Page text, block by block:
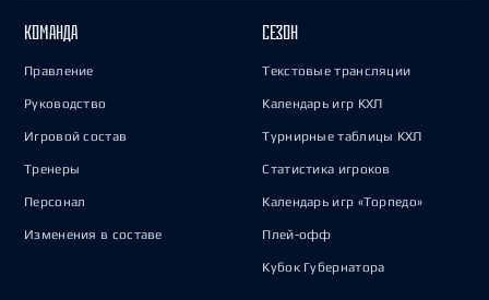
КОМАНДА
Правление
Руководство
Игровой состав
Тренеры
Персонал
Изменения в составе
СЕЗОН
Текстовые трансляции
Календарь игр КХЛ
Турнирные таблицы КХЛ
Статистика игроков
Календарь игр «Торпедо»
Плей-офф
Кубок Губернатора